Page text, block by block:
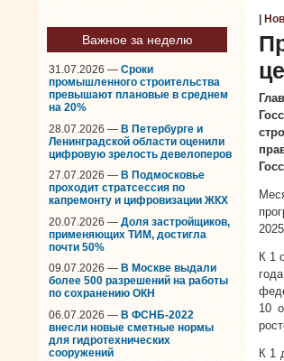
Важное за неделю
31.07.2026 — Сроки
промышленного строительства
превышают плановые в среднем
на 20%
28.07.2026 — В Петербурге и
Ленинградской области оценили
цифровую зрелость девелоперов
27.07.2026 — В Подмосковье
проходит стратсессия по
капремонту и цифровизации ЖКХ
20.07.2026 — Доля застройщиков,
применяющих ТИМ, достигла
почти 50%
09.07.2026 — В Москве выдали
более 500 разрешений на работы
по сохранению ОКН
06.07.2026 — В ФСНБ-2022
внесли новые сметные нормы
для гидротехнических
сооружений
К 1
10
К 1